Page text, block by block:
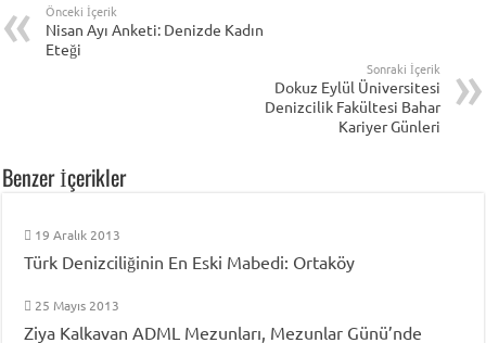
Önceki İçerik
Nisan Ayı Anketi: Denizde Kadın
Eteği
Sonraki İçerik
Dokuz Eylül Üniversitesi
Denizcilik Fakültesi Bahar
Kariyer Günleri
Benzer İçerikler
19 Aralık 2013
Türk Denizciliğinin En Eski Mabedi: Ortaköy
25 Mayıs 2013
Ziya Kalkavan ADML Mezunları, Mezunlar Günü’nde